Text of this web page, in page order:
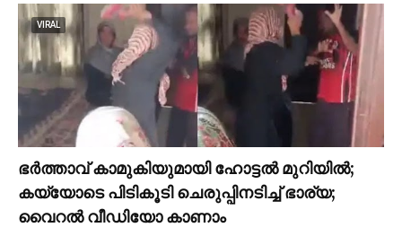
VIRAL
ഭര്‍ത്താവ് കാമുകിയുമായി ഹോട്ടല്‍ മുറിയില്‍;
കയ്യോടെ പിടികൂടി ചെരുപ്പിനടിച്ച്‌ ഭാര്യ;
വൈറൽ വീഡിയോ കാണാം